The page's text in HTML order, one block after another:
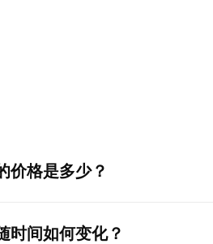
价格是多少？
时间如何变化？